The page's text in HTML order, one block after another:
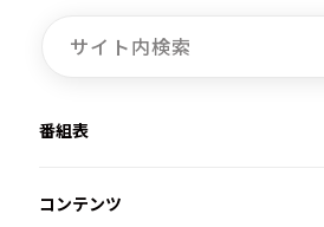
番組表
コンテンツ